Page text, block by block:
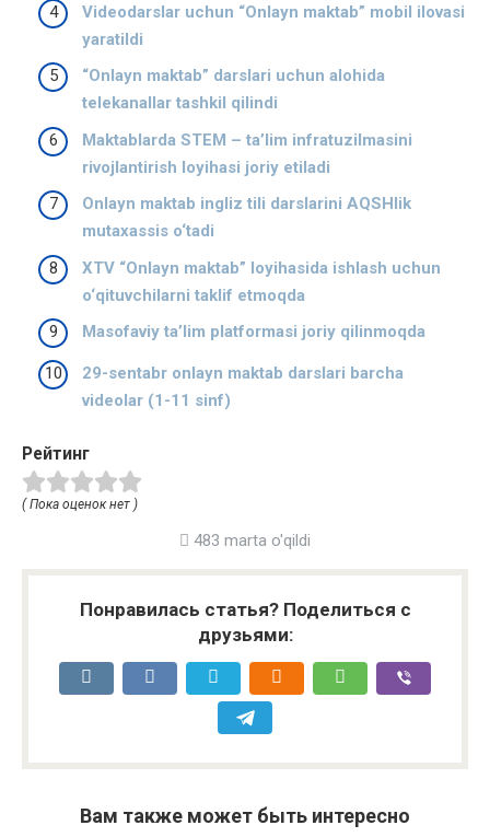
Videodarslar uchun “Onlayn maktab” mobil ilovasi
yaratildi
“Onlayn maktab” darslari uchun alohida
telekanallar tashkil qilindi
Maktablarda STEM – taʼlim infratuzilmasini
rivojlantirish loyihasi joriy etiladi
Onlayn maktab ingliz tili darslarini AQSHlik
mutaxassis o‘tadi
XTV “Onlayn maktab” loyihasida ishlash uchun
o‘qituvchilarni taklif etmoqda
Masofaviy taʼlim platformasi joriy qilinmoqda
29-sentabr onlayn maktab darslari barcha
videolar (1-11 sinf)
Рейтинг
( Пока оценок нет )
483 marta o'qildi
Понравилась статья? Поделиться с
друзьями:
Вам также может быть интересно